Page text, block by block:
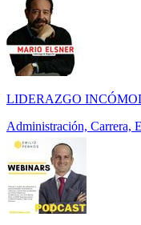
LIDERAZGO
Administración, Carrera,